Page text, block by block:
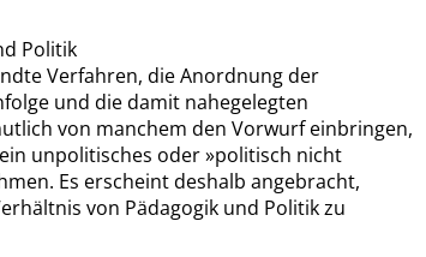
Politik
Verfahren, die Anordnung der
und die damit nahegelegten
von manchem den Vorwurf einbringen,
unpolitisches oder»politisch nicht
Es erscheint deshalb angebracht,
von Pädagogik und Politik zu